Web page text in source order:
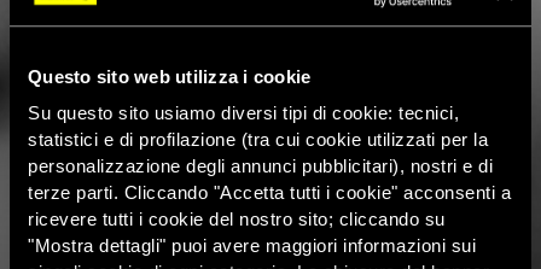
Questo sito web utilizza i cookie
Su questo sito usiamo diversi tipi di cookie: tecnici,
statistici e di profilazione (tra cui cookie utilizzati per la
personalizzazione degli annunci pubblicitari), nostri e di
terze parti. Cliccando "Accetta tutti i cookie" acconsenti a
ricevere tutti i cookie del nostro sito; cliccando su
"Mostra dettagli" puoi avere maggiori informazioni sui